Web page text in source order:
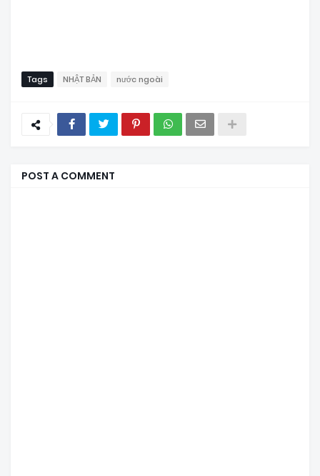
Tags NHẬT BẢN nước ngoài
POST A COMMENT